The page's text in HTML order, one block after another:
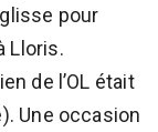
pour
Lloris.
de l’OL était
Une occasion